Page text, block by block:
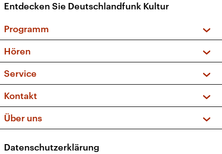
Entdecken Sie Deutschlandfunk Kultur
Programm
Sendungen und Podcasts
Musikliste
Kakadu – Das Kinderprogramm
Hören
Frequenzen (UKW + DAB+)
Service
FAQ
Apps
Newsletter
Kontakt
Social Media
Über uns
Datenschutzerklärung